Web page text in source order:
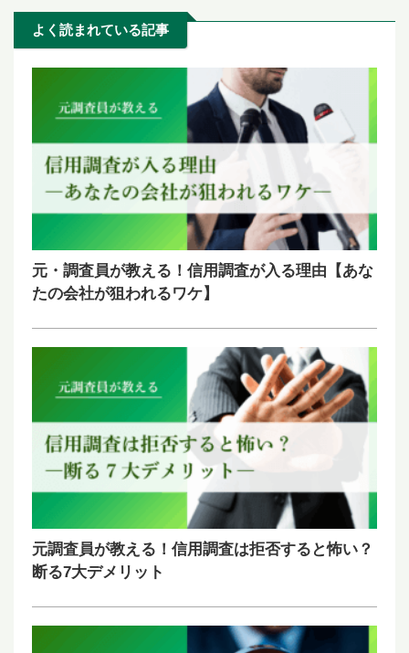
よく読まれている記事
元・調査員が教える！信用調査が入る理由【あな
たの会社が狙われるワケ】
元調査員が教える！信用調査は拒否すると怖い？
断る7大デメリット